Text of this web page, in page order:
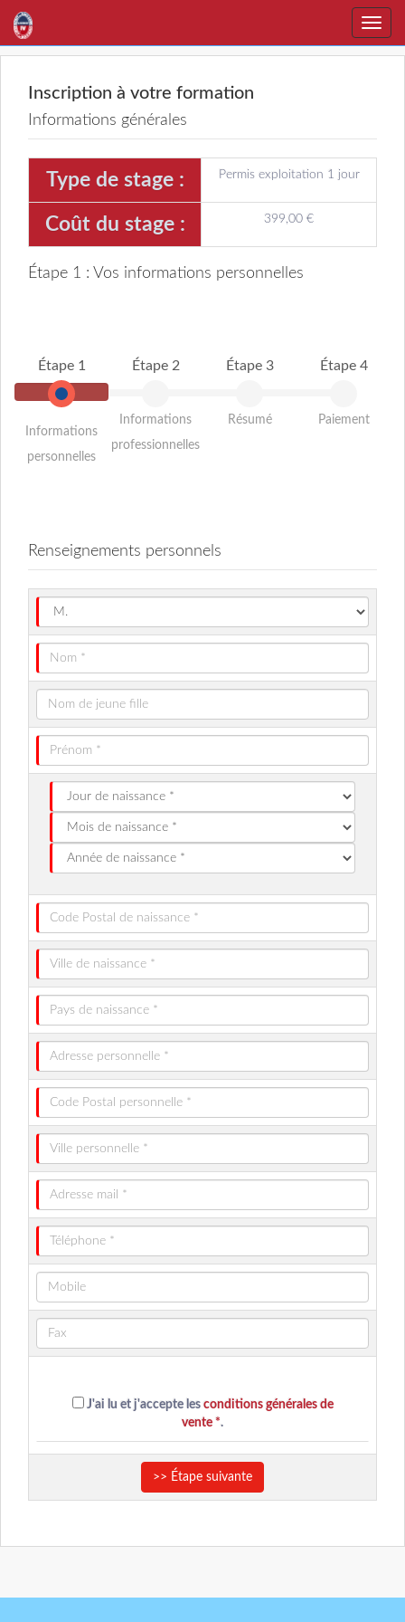
Toggle
Inscription à votre formation
Informations générales
Type de stage : Permis exploitation 1 jour
Coût du stage : 399,00 €
Étape 1 : Vos informations personnelles
Étape 1
Informations
personnelles
Étape 2
Informations
professionnelles
Étape 3
Résumé
Étape 4
Paiement
Renseignements personnels
J'ai lu et j'accepte les conditions générales de
vente *.
>> Étape suivante